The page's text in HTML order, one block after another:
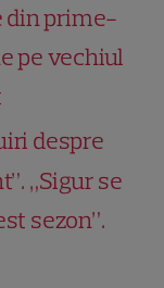
din prime-
pe vechiul
despre
„Sigur se
sezon”.